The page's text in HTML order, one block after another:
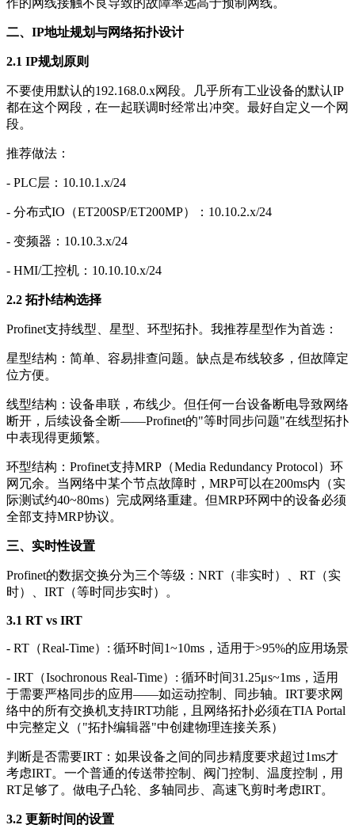
二、IP地址规划与网络拓扑设计
2.1 IP规划原则
不要使用默认的192.168.0.x网段。几乎所有工业设备的默认IP
都在这个网段，在一起联调时经常出冲突。最好自定义一个网
段。
推荐做法：
- PLC层：10.10.1.x/24
- 分布式IO（ET200SP/ET200MP）：10.10.2.x/24
- 变频器：10.10.3.x/24
- HMI/工控机：10.10.10.x/24
2.2 拓扑结构选择
Profinet支持线型、星型、环型拓扑。我推荐星型作为首选：
星型结构：简单、容易排查问题。缺点是布线较多，但故障定
位方便。
线型结构：设备串联，布线少。但任何一台设备断电导致网络
断开，后续设备全断——Profinet的"等时同步问题"在线型拓扑
中表现得更频繁。
环型结构：Profinet支持MRP（Media Redundancy Protocol）环
网冗余。当网络中某个节点故障时，MRP可以在200ms内（实
际测试约40~80ms）完成网络重建。但MRP环网中的设备必须
全部支持MRP协议。
三、实时性设置
Profinet的数据交换分为三个等级：NRT（非实时）、RT（实
时）、IRT（等时同步实时）。
3.1 RT vs IRT
- RT（Real-Time）: 循环时间1~10ms，适用于>95%的应用场景
- IRT（Isochronous Real-Time）: 循环时间31.25μs~1ms，适用
于需要严格同步的应用——如运动控制、同步轴。IRT要求网
络中的所有交换机支持IRT功能，且网络拓扑必须在TIA Portal
中完整定义（"拓扑编辑器"中创建物理连接关系）
判断是否需要IRT：如果设备之间的同步精度要求超过1ms才
考虑IRT。一个普通的传送带控制、阀门控制、温度控制，用
RT足够了。做电子凸轮、多轴同步、高速飞剪时考虑IRT。
3.2 更新时间的设置